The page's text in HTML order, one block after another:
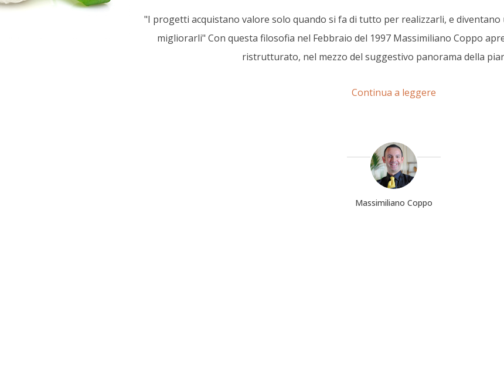
"I progetti acquistano valore solo quando si fa di tutto per realizzarli, e diventano
migliorarli" Con questa filosofia nel Febbraio del 1997 Massimiliano Coppo
ristrutturato, nel mezzo del suggestivo panorama della
Continua a leggere
Massimiliano Coppo